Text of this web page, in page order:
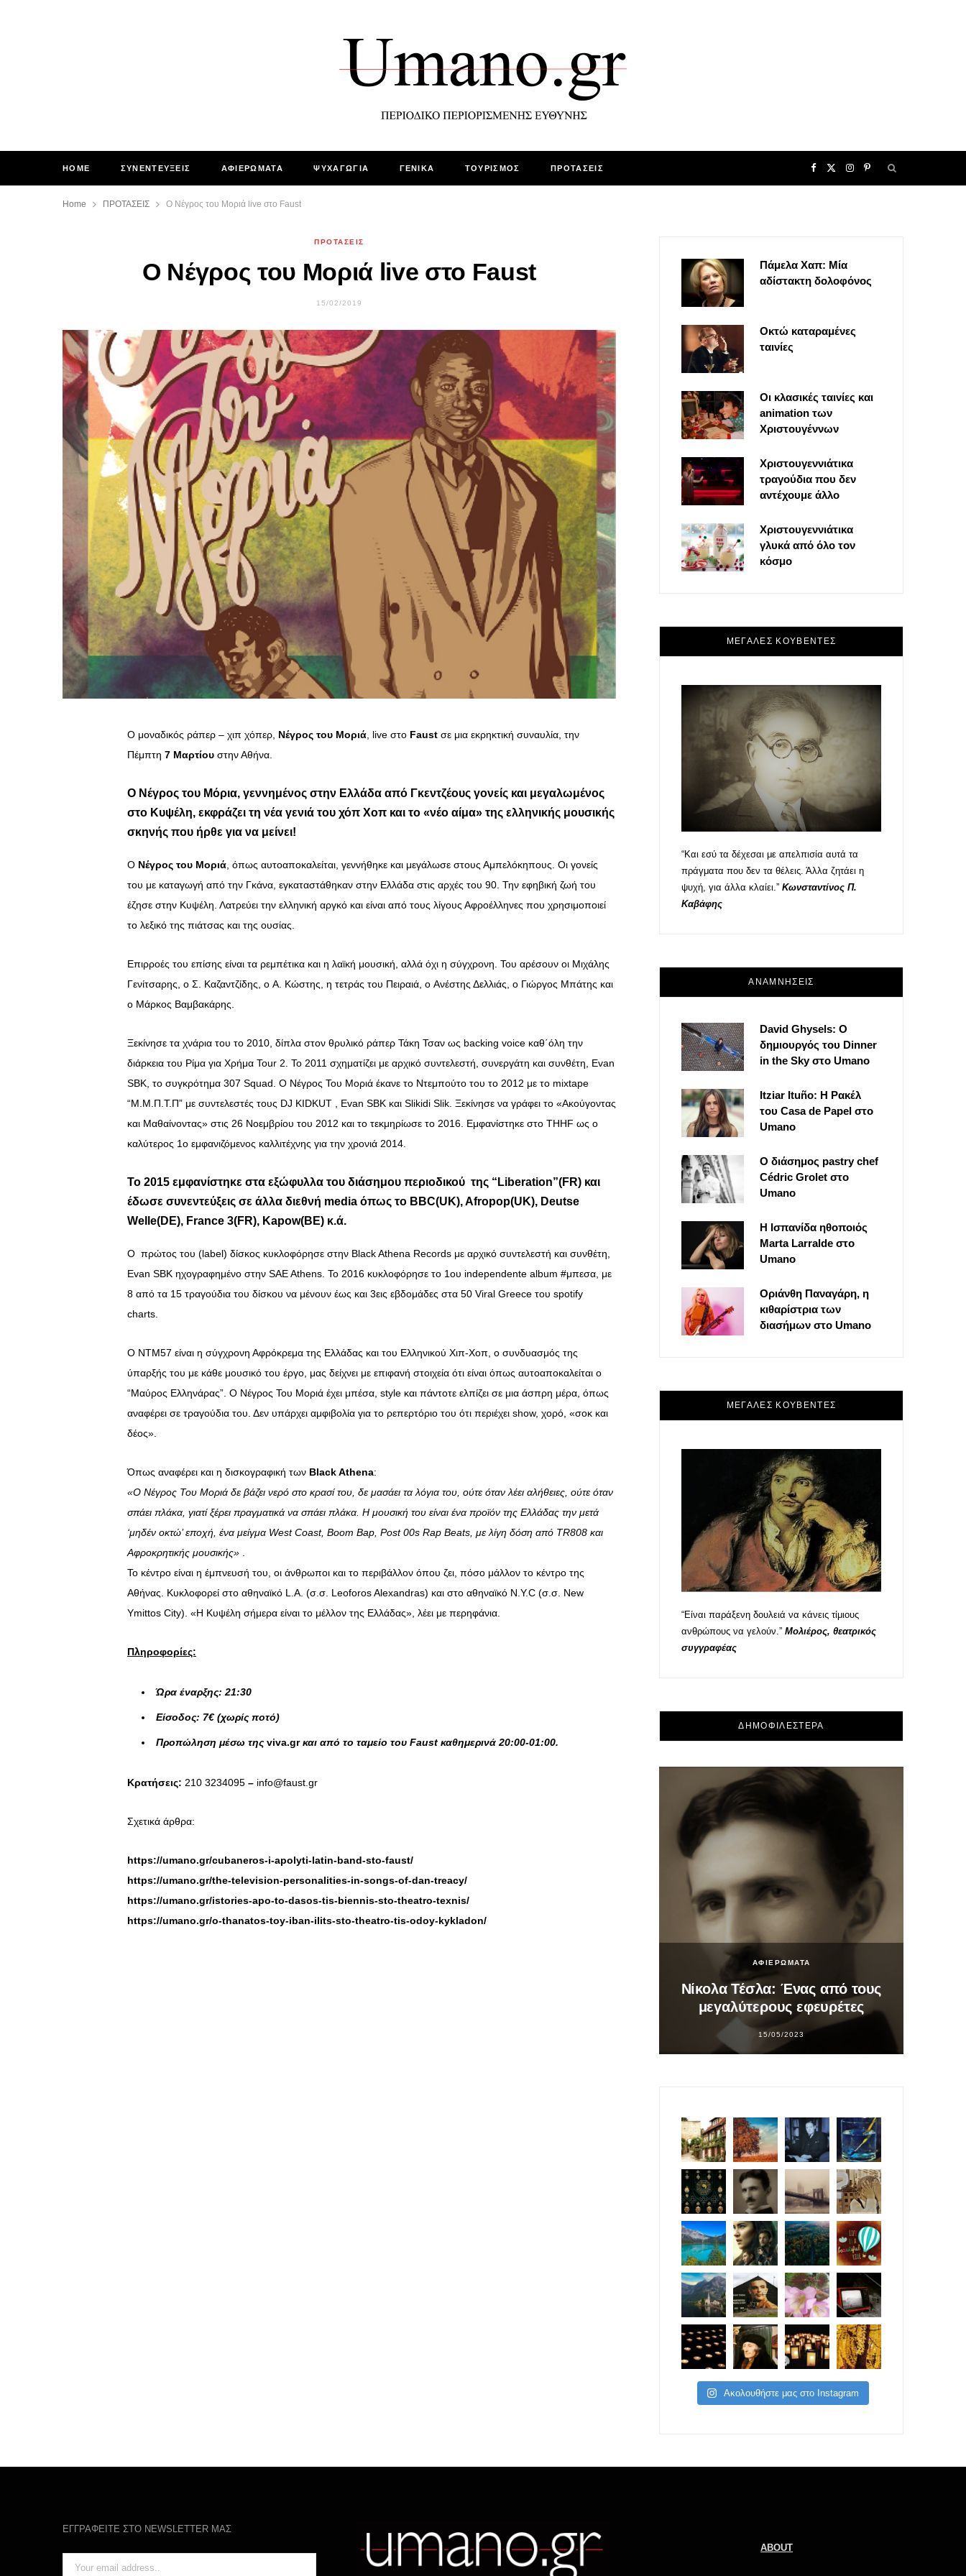
F
e
o
w
I
g
P
HOME ΣΥΝΕΝΤΕΥΞΕΙΣ ΑΦΙΕΡΩΜΑΤΑ ΨΥΧΑΓΩΓΙΑ ΓΕΝΙΚΑ ΤΟΥΡΙΣΜΟΣ ΠΡΟΤΑΣΕΙΣ
Home ΠΡΟΤΑΣΕΙΣ Ο Νέγρος του Μοριά live στο Faust
ΠΡΟΤΑΣΕΙΣ
Ο Νέγρος του Μοριά live στο Faust
15/02/2019
Ο μοναδικός ράπερ – χιπ χόπερ, Νέγρος του Μοριά, live στο Faust σε μια εκρηκτική συναυλία, την
Πέμπτη 7 Μαρτίου στην Αθήνα.
Ο Νέγρος του Μόρια, γεννημένος στην Ελλάδα από Γκεντζέους γονείς και μεγαλωμένος
στο Κυψέλη, εκφράζει τη νέα γενιά του χόπ Χοπ και το «νέο αίμα» της ελληνικής μουσικής
σκηνής που ήρθε για να μείνει!
Ο Νέγρος του Μοριά, όπως αυτοαποκαλείται, γεννήθηκε και μεγάλωσε στους Αμπελόκηπους. Οι γονείς
του με καταγωγή από την Γκάνα, εγκαταστάθηκαν στην Ελλάδα στις αρχές του 90. Την εφηβική ζωή του
έζησε στην Κυψέλη. Λατρεύει την ελληνική αργκό και είναι από τους λίγους Αφροέλληνες που χρησιμοποιεί
το λεξικό της πιάτσας και της ουσίας.
Επιρροές του επίσης είναι τα ρεμπέτικα και η λαϊκή μουσική, αλλά όχι η σύγχρονη. Του αρέσουν οι Μιχάλης
Γενίτσαρης, o Σ. Καζαντζίδης, o Α. Κώστης, η τετράς του Πειραιά, o Ανέστης Δελλιάς, ο Γιώργος Μπάτης και
ο Μάρκος Βαμβακάρης.
Ξεκίνησε τα χνάρια του το 2010, δίπλα στον θρυλικό ράπερ Τάκη Τσαν ως backing voice καθ΄όλη την
διάρκεια του Ρίμα για Χρήμα Tour 2. Το 2011 σχηματίζει με αρχικό συντελεστή, συνεργάτη και συνθέτη, Evan
SBK, το συγκρότημα 307 Squad. Ο Νέγρος Του Μοριά έκανε το Ντεμπούτο του το 2012 με το mixtape
“Μ.Μ.Π.Τ.Π” με συντελεστές τους DJ KIDKUT , Evan SBK και Slikidi Slik. Ξεκίνησε να γράφει το «Ακούγοντας
και Μαθαίνοντας» στις 26 Νοεμβρίου του 2012 και το τεκμηρίωσε το 2016. Εμφανίστηκε στο THHF ως ο
καλύτερος 1ο εμφανιζόμενος καλλιτέχνης για την χρονιά 2014.
Το 2015 εμφανίστηκε στα εξώφυλλα του διάσημου περιοδικού της “Liberation”(FR) και
έδωσε συνεντεύξεις σε άλλα διεθνή media όπως το BBC(UK), Afropop(UK), Deutse
Welle(DE), France 3(FR), Kapow(BE) κ.ά.
Ο πρώτος του (label) δίσκος κυκλοφόρησε στην Black Athena Records με αρχικό συντελεστή και συνθέτη,
Evan SBK ηχογραφημένο στην SAE Athens. Το 2016 κυκλοφόρησε το 1ου independente album #μπεσα, με
8 από τα 15 τραγούδια του δίσκου να μένουν έως και 3εις εβδομάδες στα 50 Viral Greece του spotify
charts.
Ο ΝΤΜ57 είναι η σύγχρονη Αφρόκρεμα της Ελλάδας και του Ελληνικού Χιπ-Χοπ, ο συνδυασμός της
ύπαρξής του με κάθε μουσικό του έργο, μας δείχνει με επιφανή στοιχεία ότι είναι όπως αυτοαποκαλείται ο
“Μαύρος Ελληνάρας”. Ο Νέγρος Του Μοριά έχει μπέσα, style και πάντοτε ελπίζει σε μια άσπρη μέρα, όπως
αναφέρει σε τραγούδια του. Δεν υπάρχει αμφιβολία για το ρεπερτόριο του ότι περιέχει show, χορό, «σοκ και
δέος».
Όπως αναφέρει και η δισκογραφική των Black Athena:
«Ο Νέγρος Του Μοριά δε βάζει νερό στο κρασί του, δε μασάει τα λόγια του, ούτε όταν λέει αλήθειες, ούτε όταν
σπάει πλάκα, γιατί ξέρει πραγματικά να σπάει πλάκα. Η μουσική του είναι ένα προϊόν της Ελλάδας την μετά
‘μηδέν οκτώ’ εποχή, ένα μείγμα West Coast, Boom Bap, Post 00s Rap Beats, με λίγη δόση από TR­808 και
Αφροκρητικής μουσικής» .
Το κέντρο είναι η έμπνευσή του, οι άνθρωποι και το περιβάλλον όπου ζει, πόσο μάλλον το κέντρο της
Αθήνας. Κυκλοφορεί στο αθηναϊκό L.Α. (σ.σ. Leoforos Alexandras) και στο αθηναϊκό N.Y.C (σ.σ. Νew
Ymittos City). «Η Κυψέλη σήμερα είναι το μέλλον της Ελλάδας», λέει με περηφάνια.
Πληροφορίες:
Ώρα έναρξης: 21:30
Είσοδος: 7€ (χωρίς ποτό)
Προπώληση μέσω τηςviva.grκαι από το ταμείο του Faust καθημερινά 20:00-01:00.
Κρατήσεις: 210 3234095 – info@faust.gr
Σχετικά άρθρα:
https://umano.gr/cubaneros-i-apolyti-latin-band-sto-faust/
https://umano.gr/the-television-personalities-in-songs-of-dan-treacy/
https://umano.gr/istories-apo-to-dasos-tis-biennis-sto-theatro-texnis/
https://umano.gr/o-thanatos-toy-iban-ilits-sto-theatro-tis-odoy-kykladon/
Πάμελα Χαπ: Μία
αδίστακτη δολοφόνος
Οκτώ καταραμένες
ταινίες
Οι κλασικές ταινίες και
animation των
Χριστουγέννων
Χριστουγεννιάτικα
τραγούδια που δεν
αντέχουμε άλλο
Χριστουγεννιάτικα
γλυκά από όλο τον
κόσμο
ΜΕΓΑΛΕΣ ΚΟΥΒΕΝΤΕΣ
“Και εσύ τα δέχεσαι με απελπισία αυτά τα
πράγματα που δεν τα θέλεις. Άλλα ζητάει η
ψυχή, για άλλα κλαίει.” Κωνσταντίνος Π.
Καβάφης
ΑΝΑΜΝΗΣΕΙΣ
David Ghysels: Ο
δημιουργός του Dinner
in the Sky στο Umano
Itziar Ituño: Η Ρακέλ
του Casa de Papel στο
Umano
Ο διάσημος pastry chef
Cédric Grolet στο
Umano
Η Ισπανίδα ηθοποιός
Marta Larralde στο
Umano
Οριάνθη Παναγάρη, η
κιθαρίστρια των
διασήμων στο Umano
ΜΕΓΑΛΕΣ ΚΟΥΒΕΝΤΕΣ
“Είναι παράξενη δουλειά να κάνεις τίμιους
ανθρώπους να γελούν.” Μολιέρος, θεατρικός
συγγραφέας
ΔΗΜΟΦΙΛΕΣΤΕΡΑ
ΑΦΙΕΡΩΜΑΤΑ
Νίκολα Τέσλα: Ένας από τους
μεγαλύτερους εφευρέτες
15/05/2023
Ακολουθήστε μας στο Instagram
ΕΓΓΡΑΦΕΙΤΕ ΣΤΟ NEWSLETTER ΜΑΣ
ABOUT